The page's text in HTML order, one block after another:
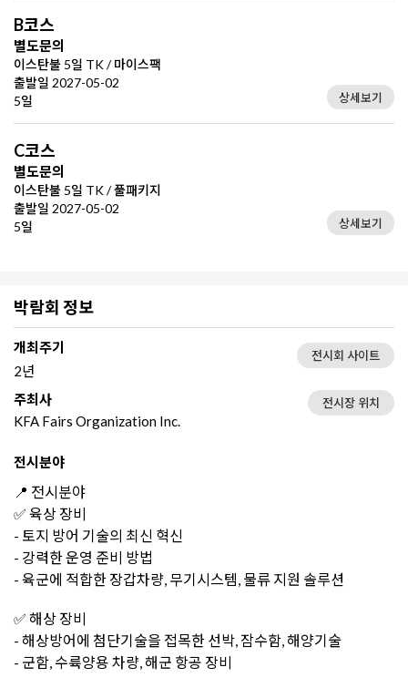
B코스
별도문의
이스탄불 5일 TK / 마이스팩
출발일 2027-05-02
5일
상세보기
C코스
별도문의
이스탄불 5일 TK / 풀패키지
출발일 2027-05-02
5일
상세보기
박람회 정보
개최주기
2년
전시회 사이트
주최사
KFA Fairs Organization Inc.
전시장 위치
전시분야
📍 전시분야
✅ 육상 장비
- 토지 방어 기술의 최신 혁신
- 강력한 운영 준비 방법
- 육군에 적합한 장갑차량, 무기시스템, 물류 지원 솔루션
✅ 해상 장비
- 해상방어에 첨단기술을 접목한 선박, 잠수함, 해양기술
- 군함, 수륙양용 차량, 해군 항공 장비